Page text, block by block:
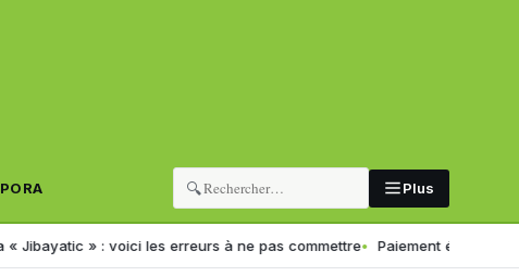
🔍 Plus
: voici les erreurs à ne pas commettre Paiement électronique en